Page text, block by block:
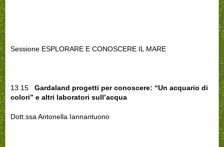
Sessione ESPLORARE E CONOSCERE IL MARE
13.15 Gardaland progetti per conoscere: “Un acquario di
colori” e altri laboratori sull’acqua
Dott.ssa Antonella Iannantuono